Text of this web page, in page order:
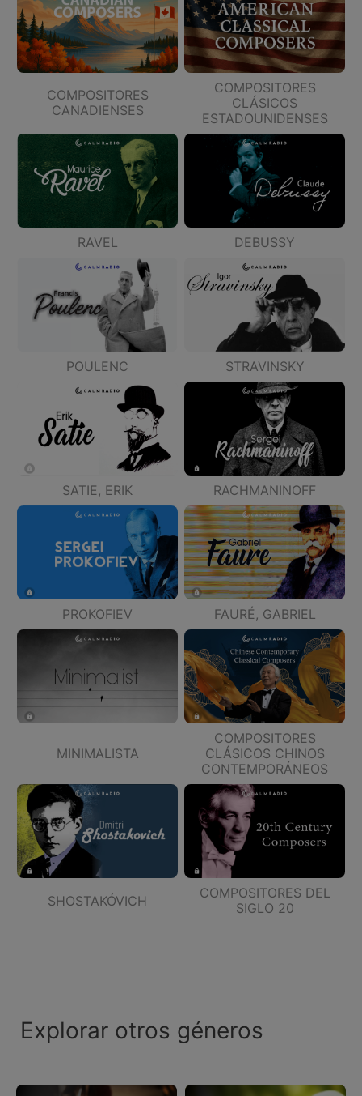
COMPOSITORES
CANADIENSES
COMPOSITORES
CLÁSICOS
ESTADOUNIDENSES
RAVEL DEBUSSY
POULENC STRAVINSKY
SATIE, ERIK RACHMANINOFF
PROKOFIEV FAURÉ, GABRIEL
MINIMALISTA
COMPOSITORES
CLÁSICOS CHINOS
CONTEMPORÁNEOS
SHOSTAKÓVICH
COMPOSITORES DEL
SIGLO 20
Explorar otros géneros